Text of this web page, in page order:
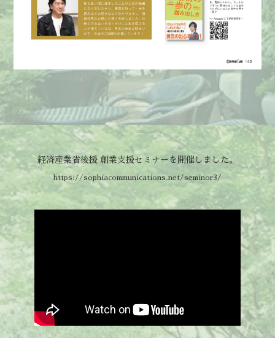
経済産業省後援 創業支援セミナーを開催しました。
https://sophiacommunications.net/seminor3/